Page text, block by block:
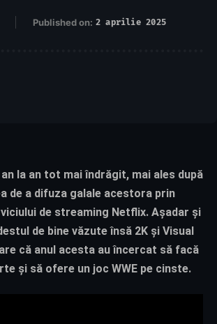
Published on: 2 aprilie 2025
la an tot mai îndrăgit, mai ales după
de a difuza galale acestora prin
de streaming Netflix. Așadar și
de bine văzute însă 2Kși Visual
că anul acesta au încercat să facă
și să ofere un joc WWE pe cinste.